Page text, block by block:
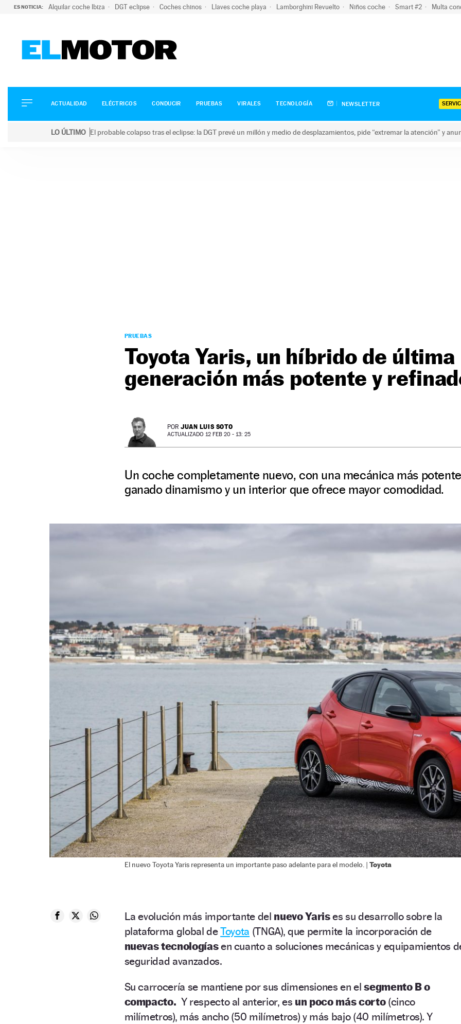
ES NOTICIA: Alquilar coche Ibiza DGT eclipse Coches chinos Llaves coche playa Lamborghini Revuelto Niños coche Smart #2 Multa
ELÉCTRICOS
CONDUCIR
ACTUALIDAD ELÉCTRICOS CONDUCIR PRUEBAS VIRALES TECNOLOGÍA NEWSLETTER
LO ÚLTIMO El probable colapso tras el eclipse: la DGT prevé un millón y medio de desplazamientos, pide “extremar la atención” y
PRUEBAS
Toyota Yaris, un híbrido de última
generación más potente y
POR JUAN LUIS SOTO
ACTUALIZADO 12 FEB 20 - 13: 25
Un coche completamente nuevo, con una mecánica más
ganado dinamismo y un interior que ofrece mayor comodidad.
El nuevo Toyota Yaris representa un importante paso adelante para el modelo. | Toyota
La evolución más importante del nuevo Yarises su desarrollo sobre la
plataforma global deToyota (TNGA), que permite la incorporación de
nuevas tecnologíasen cuanto a soluciones mecánicas y equipamientos
seguridad avanzados.
Su carrocería se mantiene por sus dimensiones en elsegmento B o
compacto. Y respecto al anterior, es un poco más corto(cinco
milímetros), más ancho (50 milímetros) y más bajo (40 milímetros). Y